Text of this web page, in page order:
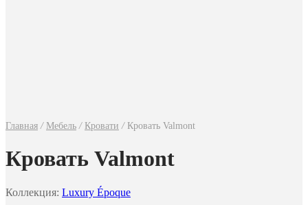
Главная / Мебель / Кровати /Кровать Valmont
Кровать Valmont
Коллекция: Luxury Époque